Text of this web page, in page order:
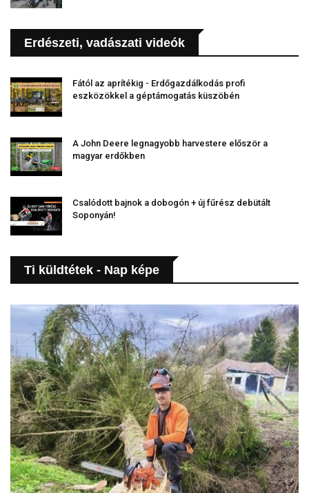
Erdészeti, vadászati videók
Fától az aprítékig - Erdőgazdálkodás profi
eszközökkel a géptámogatás küszöbén
A John Deere legnagyobb harvestere először a
magyar erdőkben
Csalódott bajnok a dobogón + új fűrész debütált
Soponyán!
Ti küldtétek - Nap képe